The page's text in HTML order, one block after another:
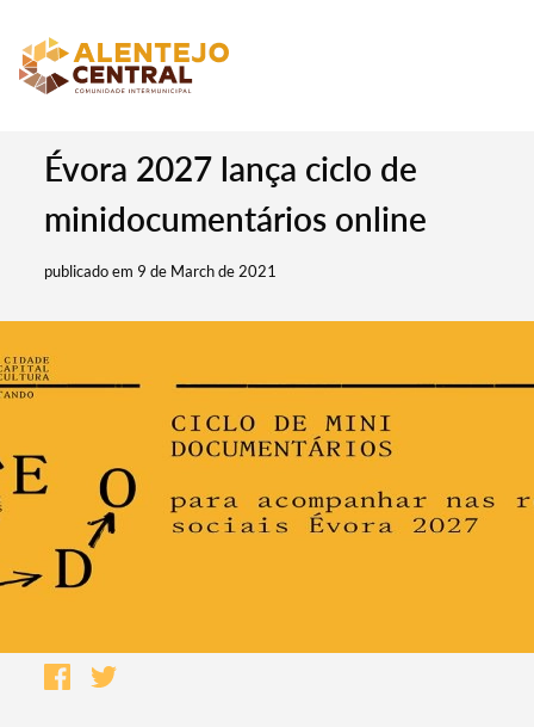
Évora 2027 lança ciclo de
minidocumentários online
publicado em 9 de March de 2021